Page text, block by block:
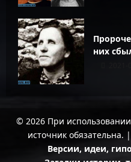
них
© 2026 При
источник обязательна. |
Версии, идеи,